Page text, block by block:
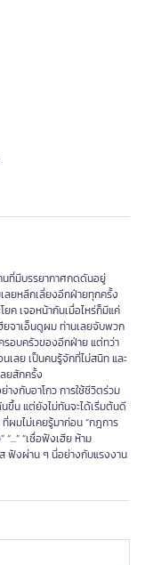
นที่มีบรรยากาศกดดันอยู่
ลยหลีกเลี่ยงอีกฝ่ายทุกครั้ง
ยค เจอหน้ากันเมื่อไหร่ก็มีแค่
ยจาเอ็นดูผม ท่านเลยจับพวก
รอบครัวของอีกฝ่าย แต่ทว่า
เลย เป็นคนรู้จักที่ไม่สนิท และ
ยสักครั้ง
งกับอาโกว การใช้ชีวิตร่วม
ขึ้น แต่ยังไม่ทันจะได้เริ่มต้นดี
มไม่เคยรู้มาก่อน “กฎการ
“เชื่อฟังเฮีย ห้าม
ฟังผ่าน ๆ นี่อย่างกับแรงงาน